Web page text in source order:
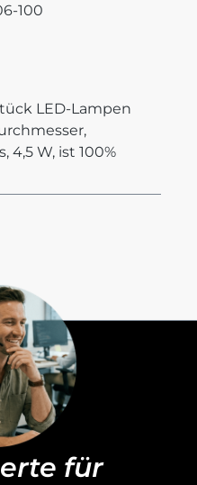
100
LED-Lampen
4,5 W, ist 100%
für